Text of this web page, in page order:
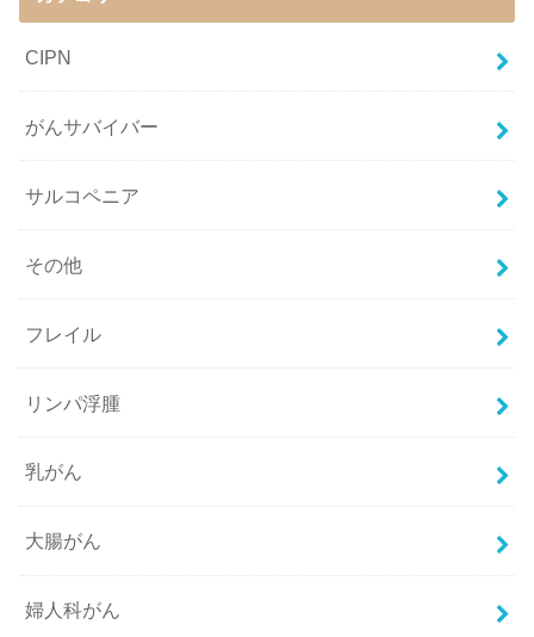
CIPN
がんサバイバー
サルコペニア
その他
フレイル
リンパ浮腫
乳がん
大腸がん
婦人科がん